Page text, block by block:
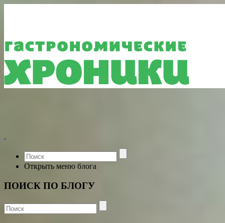
Открыть меню блога
ПОИСК ПО БЛОГУ